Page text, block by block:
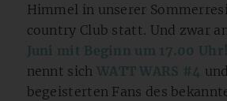
Himmel in unserer
country Club statt. Und zwar
Juni mit Beginn um 17.00 Uhr!
nennt sich WATT WARS #4
begeisterten Fans des